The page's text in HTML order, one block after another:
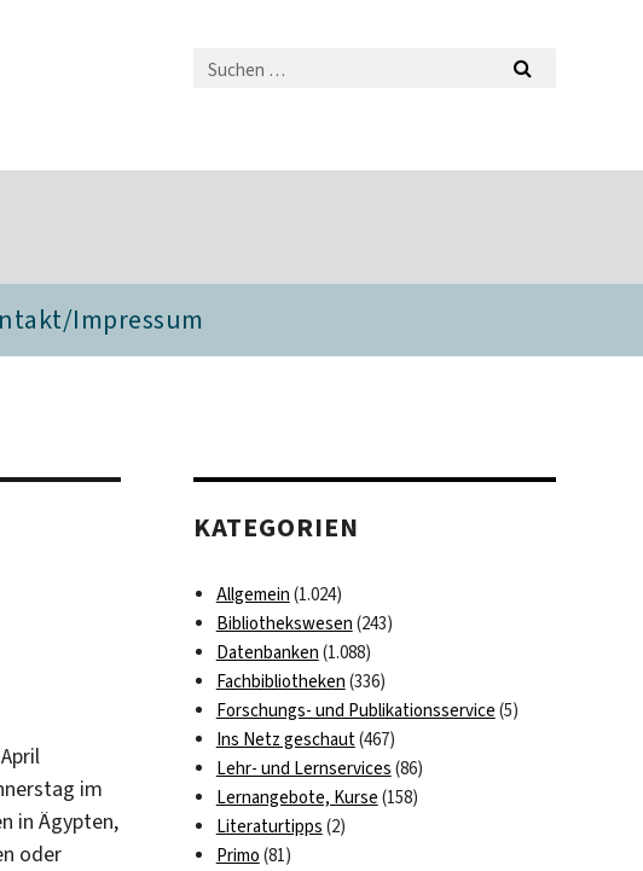
Impressum
im
in Ägypten,
oder
KATEGORIEN
Allgemein (1.024)
Bibliothekswesen (243)
Datenbanken (1.088)
Fachbibliotheken (336)
Forschungs- und Publikationsservice (5)
Ins Netz geschaut(467)
Lehr- und Lernservices (86)
Lernangebote, Kurse (158)
Literaturtipps (2)
Primo (81)